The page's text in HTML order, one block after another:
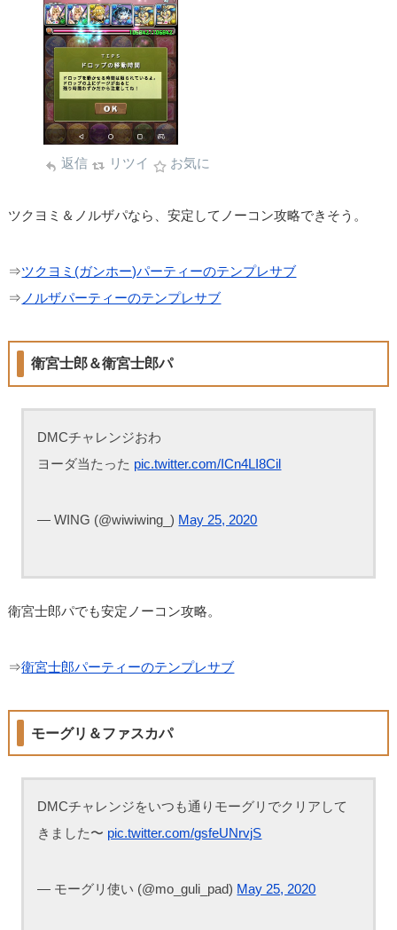
返信 リツイ お気に
ツクヨミ＆ノルザパなら、安定してノーコン攻略できそう。
⇒ツクヨミ(ガンホー)パーティーのテンプレサブ
⇒ ノルザパーティーのテンプレサブ
衛宮士郎＆衛宮士郎パ
DMCチャレンジおわ
ヨーダ当たった pic.twitter.com/ICn4LI8Cil
— WING (@wiwiwing_) May 25, 2020
衛宮士郎パでも安定ノーコン攻略。
⇒衛宮士郎パーティーのテンプレサブ
モーグリ＆ファスカパ
DMCチャレンジをいつも通りモーグリでクリアして
きました〜 pic.twitter.com/gsfeUNrvjS
— モーグリ使い (@mo_guli_pad) May 25, 2020